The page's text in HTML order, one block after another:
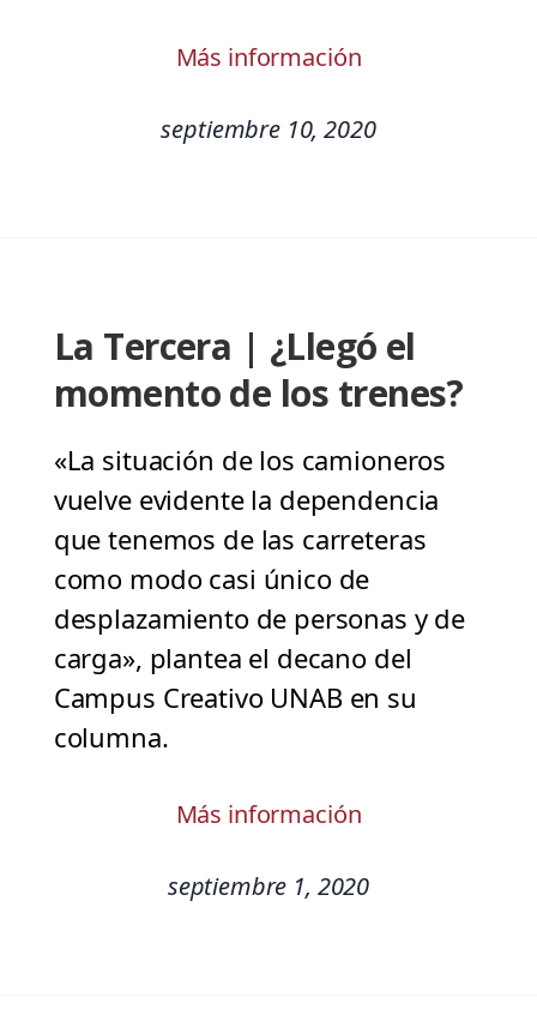
Más información
septiembre 10, 2020
La Tercera | ¿Llegó el
momento de los trenes?
«La situación de los camioneros
vuelve evidente la dependencia
que tenemos de las carreteras
como modo casi único de
desplazamiento de personas y de
carga», plantea el decano del
Campus Creativo UNAB en su
columna.
Más información
septiembre 1, 2020